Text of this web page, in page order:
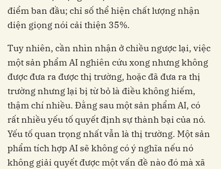
điểm ban đầu; chỉ số thể hiện chất lượng nhận
diện giọng nói cải thiện 35%.
Tuy nhiên, cần nhìn nhận ở chiều ngược lại, việc
một sản phẩm AI nghiên cứu xong nhưng không
được đưa ra được thị trường, hoặc đã đưa ra thị
trường nhưng lại bị từ bỏ là điều không hiếm,
thậm chí nhiều. Đằng sau một sản phẩm AI, có
rất nhiều yếu tố quyết định sự thành bại của nó.
Yếu tố quan trọng nhất vẫn là thị trường. Một sản
phẩm tích hợp AI sẽ không có ý nghĩa nếu nó
không giải quyết được một vấn đề nào đó mà xã